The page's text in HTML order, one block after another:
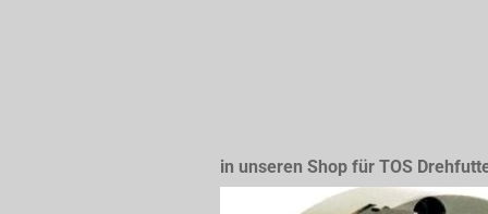
in unseren Shop für TOS